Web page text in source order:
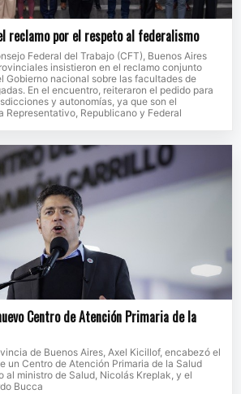
reclamo por el respeto al federalismo
Federal del Trabajo (CFT), Buenos Aires
insistieron en el reclamo conjunto
Gobierno nacional sobre las facultades de
En el encuentro, reiteraron el pedido para
y autonomías, ya que son el
Representativo, Republicano y Federal
Centro de Atención Primaria de la
de Buenos Aires, Axel Kicillof, encabezó el
un Centro de Atención Primaria de la Salud
al ministro de Salud, Nicolás Kreplak, y el
Bucca